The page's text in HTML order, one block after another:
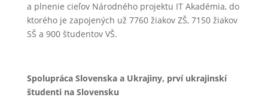
a plnenie cieľov Národného projektu IT Akadémia, do
ktorého je zapojených už 7760 žiakov ZŠ, 7150 žiakov
SŠ a 900 študentov VŠ.
Spolupráca Slovenska a Ukrajiny, prví ukrajinskí
študenti na Slovensku